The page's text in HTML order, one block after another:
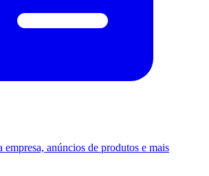
empresa, anúncios de produtos e mais